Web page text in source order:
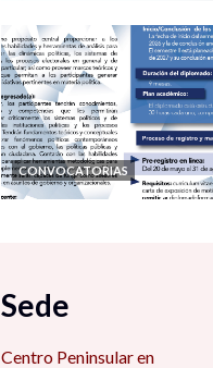
Coronado Ramírez.
Viejas y nuevas
Zoom
https://us02web.zoom.us/
9-11 Eje 3.-Dinámicas
CONVOCATORIAS
Sede
Centro Peninsular en